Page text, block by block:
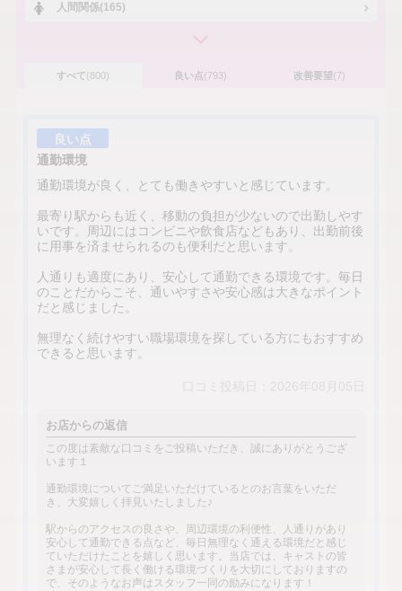
人間関係(165)
すべて(800) 良い点(793) 改善要望 (7)
良い点
通勤環境
通勤環境が良く、とても働きやすいと感じています。
最寄り駅からも近く、移動の負担が少ないので出勤しやす
いです。周辺にはコンビニや飲食店などもあり、出勤前後
に用事を済ませられるのも便利だと思います。
人通りも適度にあり、安心して通勤できる環境です。毎日
のことだからこそ、通いやすさや安心感は大きなポイント
だと感じました。
無理なく続けやすい職場環境を探している方にもおすすめ
できると思います。
お店からの返信
この度は素敵な口コミをご投稿いただき、誠にありがとうござ
います１
通勤環境についてご満足いただけているとのお言葉をいただ
き、大変嬉しく拝見いたしました♪
駅からのアクセスの良さや、周辺環境の利便性、人通りがあり
安心して通勤できる点など、毎日無理なく通える環境だと感じ
ていただけたことを嬉しく思います。当店では、キャストの皆
さまが安心して長く働ける環境づくりを大切にしておりますの
で、そのようなお声はスタッフ一同の励みになります！